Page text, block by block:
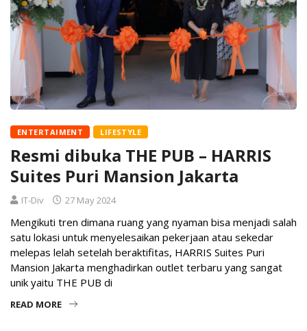
ENTERTAIMENT LIFESTYLE
Resmi dibuka THE PUB – HARRIS
Suites Puri Mansion Jakarta
IT-Div 27 May 2024
Mengikuti tren dimana ruang yang nyaman bisa menjadi salah
satu lokasi untuk menyelesaikan pekerjaan atau sekedar
melepas lelah setelah beraktifitas, HARRIS Suites Puri
Mansion Jakarta menghadirkan outlet terbaru yang sangat
unik yaitu THE PUB di
READ MORE